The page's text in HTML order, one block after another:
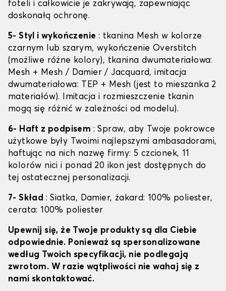
foteli i całkowicie je zakrywają, zapewniając
doskonałą ochronę.
5- Styl i wykończenie : tkanina Mesh w kolorze
czarnym lub szarym, wykończenie Overstitch
(możliwe różne kolory), tkanina dwumateriałowa:
Mesh + Mesh / Damier / Jacquard, imitacja
dwumateriałowa: TEP + Mesh (jest to mieszanka 2
materiałów). Imitacja i rozmieszczenie tkanin
mogą się różnić w zależności od modelu).
6- Haft z podpisem : Spraw, aby Twoje pokrowce
użytkowe były Twoimi najlepszymi ambasadorami,
haftując na nich nazwę firmy: 5 czcionek, 11
kolorów nici i ponad 20 ikon jest dostępnych do
tej ostatecznej personalizacji.
7- Skład : Siatka, Damier, żakard: 100% poliester,
cerata: 100% poliester
Upewnij się, że Twoje produkty są dla Ciebie
odpowiednie. Ponieważ są spersonalizowane
według Twoich specyfikacji, nie podlegają
zwrotom. W razie wątpliwości nie wahaj się z
nami skontaktować.